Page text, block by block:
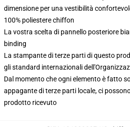
dimensione per una vestibilità
100% poliestere chiffon
La vostra scelta di pannello posteriore
binding
La stampante di terze parti di questo
gli standard internazionali
Dal momento che ogni elemento è fatto
appagante di terze parti locale, ci
prodotto ricevuto